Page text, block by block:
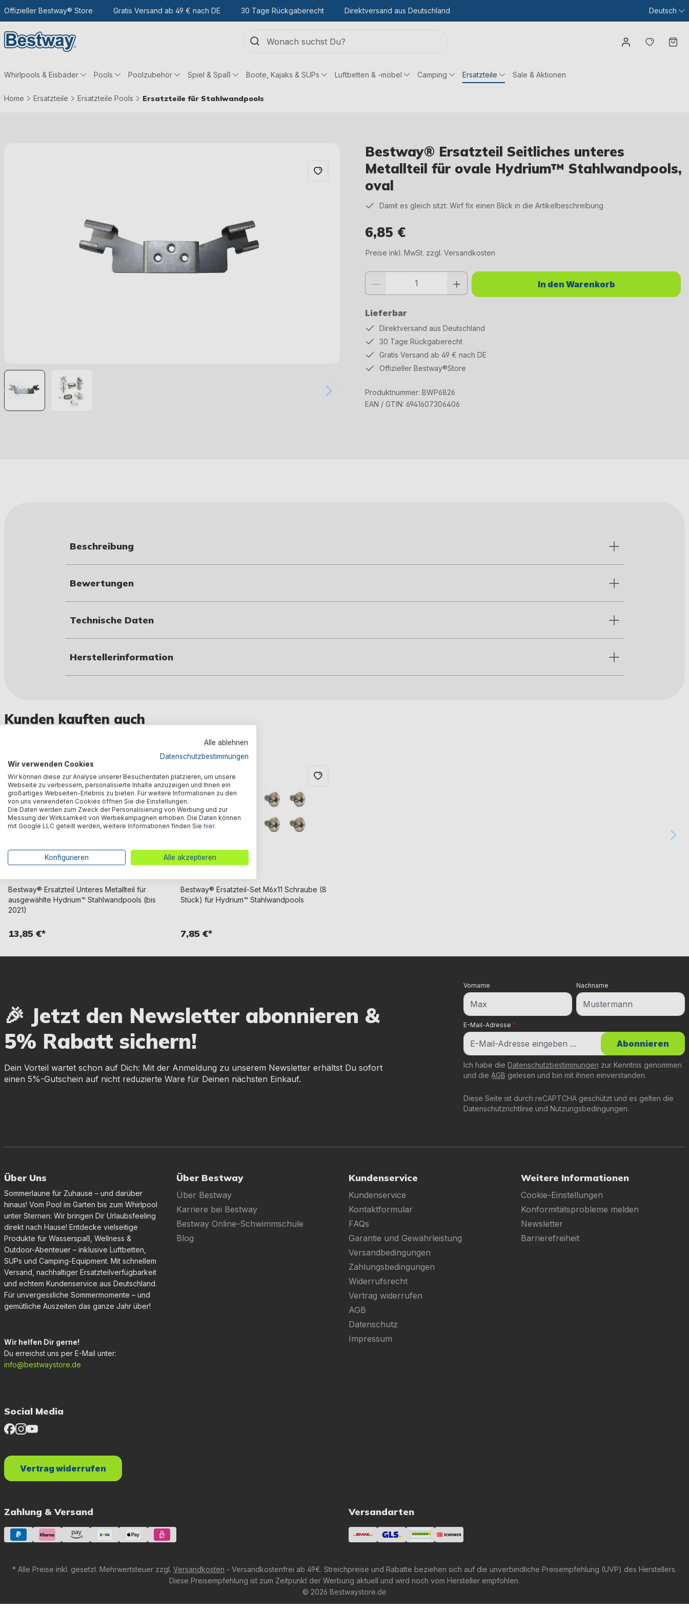
Hauptinhalt
Zur Suche
Zur Hauptnavigation
Offizieller Bestway® Store Gratis Versand ab 49 € nach DE 30 Tage Rückgaberecht Direktversand aus Deutschland Deutsch
Du
Whirlpools & Eisbäder Pools Poolzubehör Spiel & Spaß Boote, Kajaks & SUPs Luftbetten & -möbel Camping Ersatzteile Sale & Aktionen
Home Ersatzteile Ersatzteile Pools Ersatzteile für Stahlwandpools
Bestway® Ersatzteil Seitliches unteres
Metallteil für ovale Hydrium™ Stahlwandpools,
oval
Damit es gleich sitzt: Wirf fix einen Blick in die Artikelbeschreibung
6,85 €
Preise inkl. MwSt. zzgl. Versandkosten
Lieferbar
Produkt Anzahl: Gib den gewünschten Wert ein oder benutze die Schaltflächen um die Anzahl zu erhöhen
In den Warenkorb
Direktversand aus Deutschland
30 Tage Rückgaberecht
Gratis Versand ab 49 € nach DE
Offizieller Bestway®Store
Produktnummer: BWP6826
EAN / GTIN: 6941607306406
Beschreibung
Bewertungen
Technische Daten
Herstellerinformation
Kunden kauften auch
Bestway® Ersatzteil Unteres Metallteil für
ausgewählte Hydrium™ Stahlwandpools (bis
2021)
13,85 €*
Bestway® Ersatzteil-Set M6x11 Schraube (8
Stück) für Hydrium™ Stahlwandpools
7,85 €*
🎉 Jetzt den Newsletter abonnieren &
5% Rabatt sichern!
Dein Vorteil wartet schon auf Dich: Mit der Anmeldung zu unserem Newsletter erhältst Du sofort
einen 5%-Gutschein auf nicht reduzierte Ware für Deinen nächsten Einkauf.
E-Mail-Adresse *
Vorname Nachname
Diese Seite ist durch reCAPTCHA geschützt und es gelten die
Datenschutzrichtlinie und Nutzungsbedingungen.
Ich habe die Datenschutzbestimmungen zur Kenntnis genommen
und die AGB gelesen und bin mit ihnen einverstanden.
Abonnieren
Über Uns
Sommerlaune für Zuhause – und darüber
hinaus! Vom Pool im Garten bis zum Whirlpool
unter Sternen: Wir bringen Dir Urlaubsfeeling
direkt nach Hause! Entdecke vielseitige
Produkte für Wasserspaß, Wellness &
Outdoor-Abenteuer – inklusive Luftbetten,
SUPs und Camping-Equipment. Mit schnellem
Versand, nachhaltiger Ersatzteilverfügbarkeit
und echtem Kundenservice aus Deutschland.
Für unvergessliche Sommermomente – und
gemütliche Auszeiten das ganze Jahr über!
Wir helfen Dir gerne!
Du erreichst uns per E-Mail unter:
info@bestwaystore.de
Über Bestway
Über Bestway
Karriere bei Bestway
Bestway Online-Schwimmschule
Blog
Kundenservice
Kundenservice
Kontaktformular
FAQs
Garantie und Gewährleistung
Versandbedingungen
Zahlungsbedingungen
Widerrufsrecht
Vertrag widerrufen
AGB
Datenschutz
Impressum
Weitere Informationen
Cookie-Einstellungen
Konformitätsprobleme melden
Newsletter
Barrierefreiheit
Social Media
Zahlung & Versand Versandarten
Vertrag widerrufen
* Alle Preise inkl. gesetzl. Mehrwertsteuer zzgl. Versandkosten - Versandkostenfrei ab 49€. Streichpreise und Rabatte beziehen sich auf die unverbindliche Preisempfehlung (UVP) des Herstellers.
Diese Preisempfehlung ist zum Zeitpunkt der Werbung aktuell und wird noch vom Hersteller empfohlen.
© 2026 Bestwaystore.de
Alle ablehnen
Datenschutzbestimmungen
Wir verwenden Cookies
Wir können diese zur Analyse unserer Besucherdaten platzieren, um unsere
Webseite zu verbessern, personalisierte Inhalte anzuzeigen und Ihnen ein
großartiges Webseiten-Erlebnis zu bieten. Für weitere Informationen zu den
von uns verwendeten Cookies öffnen Sie die Einstellungen.
Die Daten werden zum Zweck der Personalisierung von Werbung und zur
Messung der Wirksamkeit von Werbekampagnen erhoben. Die Daten können
mit Google LLC geteilt werden, weitere Informationen finden Sie hier.
Konfigurieren Alle akzeptieren